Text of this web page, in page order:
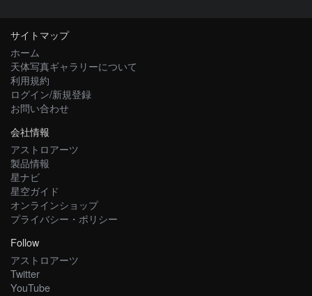
サイトマップ
ホーム
天体写真ギャラリーについて
利用規約
ログイン/新規登録
お問い合わせ
会社情報
アストロアーツ
製品情報
星ナビ
星空ガイド
オンラインショップ
プライバシー・ポリシー
Follow
アストロアーツ
Twitter
YouTube